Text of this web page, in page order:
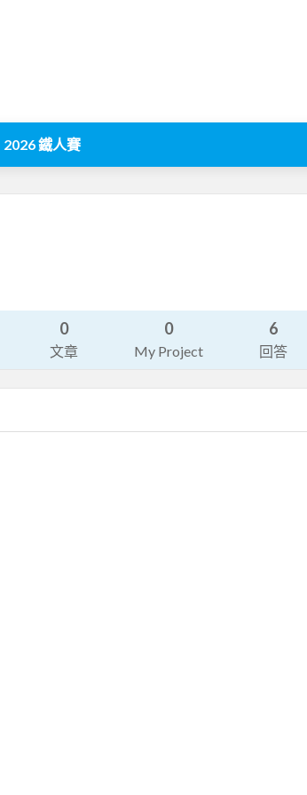
2026 鐵人賽
0
文章
0
My Project
6
回答